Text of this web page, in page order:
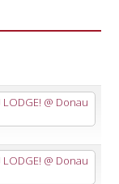
@ Donau
@ Donau